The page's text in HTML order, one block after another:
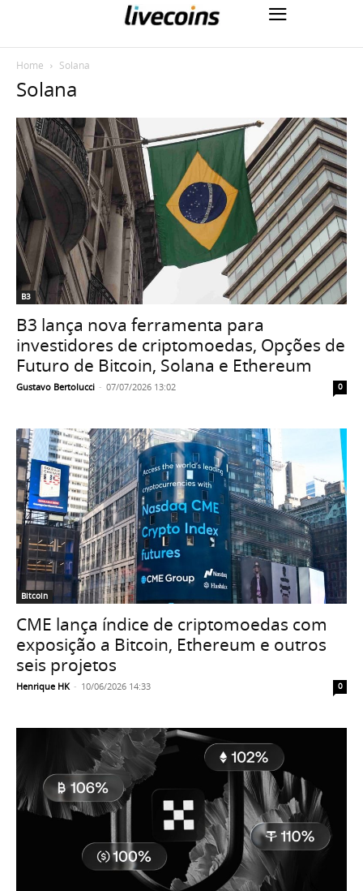
Home Solana
Solana
B3
B3 lança nova ferramenta para
investidores de criptomoedas, Opções de
Futuro de Bitcoin, Solana e Ethereum
Gustavo Bertolucci - 07/07/2026 13:02 0
Bitcoin
CME lança índice de criptomoedas com
exposição a Bitcoin, Ethereum e outros
seis projetos
Henrique HK - 10/06/2026 14:33 0